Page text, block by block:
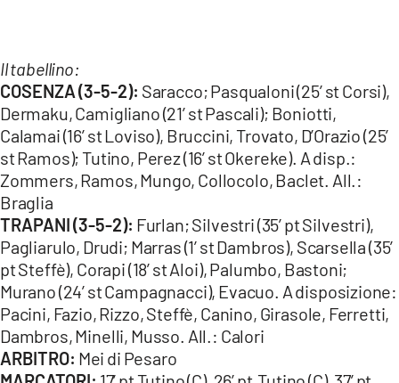
Il tabellino:
COSENZA (3-5-2): Saracco; Pasqualoni (25’ st Corsi),
Dermaku, Camigliano (21’ st Pascali); Boniotti,
Calamai (16’ st Loviso), Bruccini, Trovato, D’Orazio (25’
st Ramos); Tutino, Perez (16’ st Okereke). A disp.:
Zommers, Ramos, Mungo, Collocolo, Baclet. All.:
Braglia
TRAPANI (3-5-2): Furlan; Silvestri (35’ pt Silvestri),
Pagliarulo, Drudi; Marras (1’ st Dambros), Scarsella (35’
pt Steffè), Corapi (18’ st Aloi), Palumbo, Bastoni;
Murano (24’ st Campagnacci), Evacuo. A disposizione:
Pacini, Fazio, Rizzo, Steffè, Canino, Girasole, Ferretti,
Dambros, Minelli, Musso. All.: Calori
ARBITRO: Mei di Pesaro